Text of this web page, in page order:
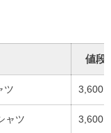
値段
ツ 3,600
ャツ 3,600